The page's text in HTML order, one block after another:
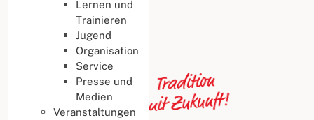
Lernen und
Trainieren
Jugend
Organisation
Service
Presse und
Medien
Veranstaltungen